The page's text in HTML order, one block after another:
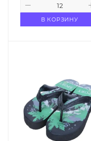
В КОРЗИНУ